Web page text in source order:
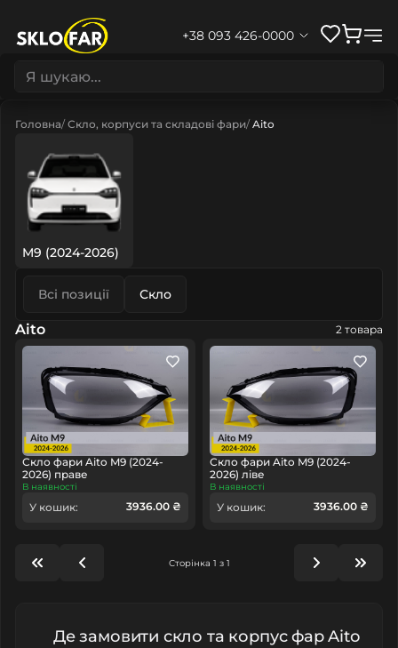
+38 093 426-0000
Головна Скло, корпуси та складові фари Aito
M9 (2024-2026)
Всі позиції Скло
Aito 2 товара
Скло фари Aito M9 (2024-
2026) праве
В наявності
У кошик: 3936.00 ₴
Скло фари Aito M9 (2024-
2026) ліве
В наявності
У кошик: 3936.00 ₴
Сторінка 1 з 1
Де замовити скло та корпус фар Aito